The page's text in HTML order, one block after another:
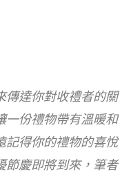
傳達你對收禮者的關
一份禮物帶有溫暖和
記得你的禮物的喜悅
節慶即將到來，筆者